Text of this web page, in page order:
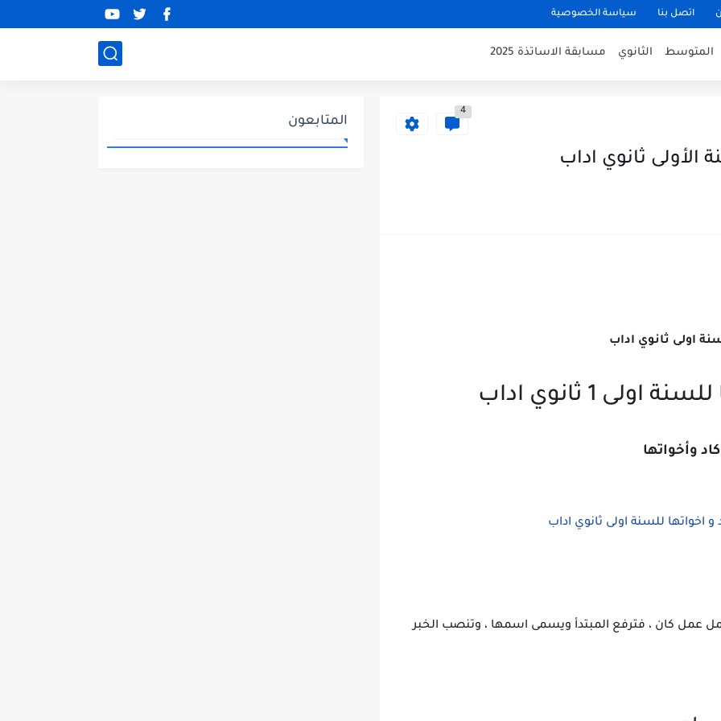
اتصل بنا سياسة الخصوصية
المتوسط الثانوي مسابقة الاساتذة 2025
4
الأولى ثانوي اداب
اولى ثانوي اداب
1 ثانوي اداب
كاد وأخواتها
عمل كان ، فترفع المبتدأ ويسمى اسمها ، وتنصب الخبر
المتابعون